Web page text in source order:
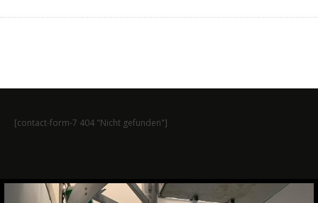
[contact-form-7 404 "Nicht gefunden"]